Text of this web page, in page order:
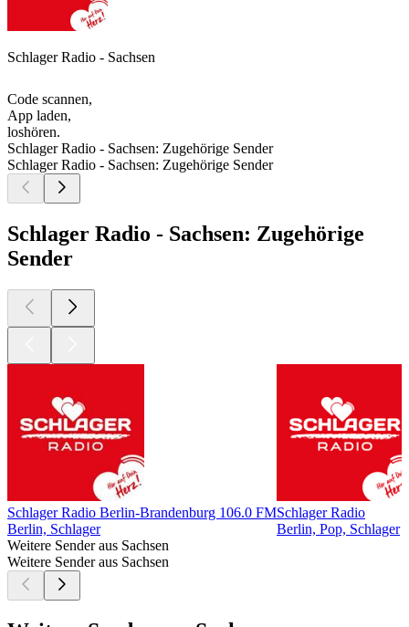
Schlager Radio - Sachsen
Code scannen,
App laden,
loshören.
Schlager Radio - Sachsen: Zugehörige Sender
Schlager Radio - Sachsen: Zugehörige Sender
Schlager Radio - Sachsen: Zugehörige
Sender
Schlager Radio Berlin-Brandenburg 106.0 FM
Berlin, Schlager
Schlager Radio
Berlin, Pop, Schlager
Weitere Sender aus Sachsen
Weitere Sender aus Sachsen